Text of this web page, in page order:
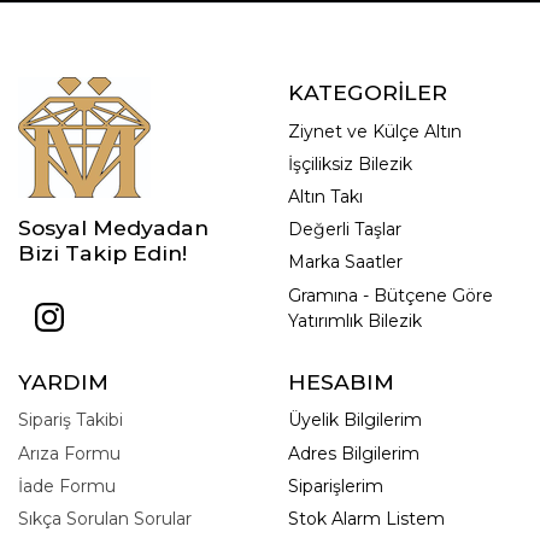
Sosyal Medyadan
Bizi Takip Edin!
KATEGORİLER
Ziynet ve Külçe Altın
İşçiliksiz Bilezik
Altın Takı
Değerli Taşlar
Marka Saatler
Gramına - Bütçene Göre
Yatırımlık Bilezik
YARDIM
Sipariş Takibi
Arıza Formu
İade Formu
Sıkça Sorulan Sorular
HESABIM
Üyelik Bilgilerim
Adres Bilgilerim
Siparişlerim
Stok Alarm Listem